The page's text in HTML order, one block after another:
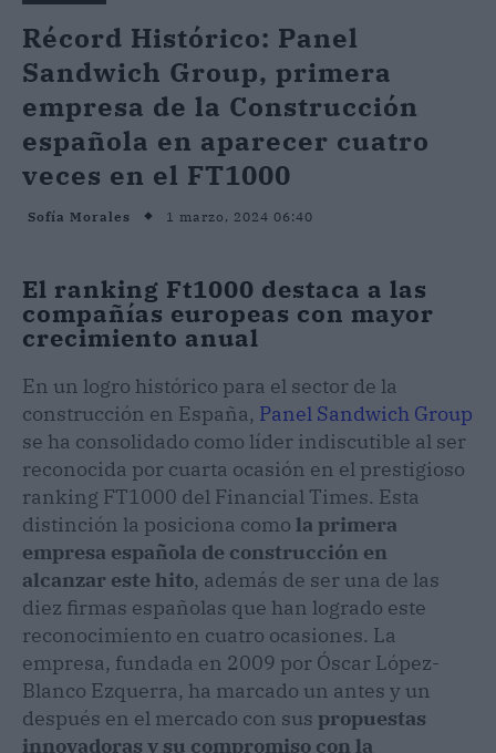
Récord Histórico: Panel
Sandwich Group, primera
empresa de la Construcción
española en aparecer cuatro
veces en el FT1000
Sofía Morales 1 marzo, 2024 06:40
El ranking Ft1000 destaca a las
compañías europeas con mayor
crecimiento anual
En un logro histórico para el sector de la
construcción en España, Panel Sandwich Group
se ha consolidado como líder indiscutible al ser
reconocida por cuarta ocasión en el prestigioso
ranking FT1000 del Financial Times. Esta
distinción la posiciona como la primera
empresa española de construcción en
alcanzar este hito, además de ser una de las
diez firmas españolas que han logrado este
reconocimiento en cuatro ocasiones. La
empresa, fundada en 2009 por Óscar López-
Blanco Ezquerra, ha marcado un antes y un
después en el mercado con sus propuestas
innovadoras y su compromiso con la